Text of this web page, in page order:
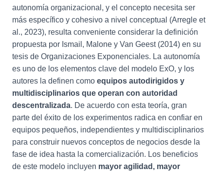
autonomía organizacional, y el concepto necesita ser
más específico y cohesivo a nivel conceptual (Arregle et
al., 2023), resulta conveniente considerar la definición
propuesta por Ismail, Malone y Van Geest (2014) en su
tesis de Organizaciones Exponenciales. La autonomía
es uno de los elementos clave del modelo ExO, y los
autores la definen como equipos autodirigidos y
multidisciplinarios que operan con autoridad
descentralizada. De acuerdo con esta teoría, gran
parte del éxito de los experimentos radica en confiar en
equipos pequeños, independientes y multidisciplinarios
para construir nuevos conceptos de negocios desde la
fase de idea hasta la comercialización. Los beneficios
de este modelo incluyen mayor agilidad, mayor